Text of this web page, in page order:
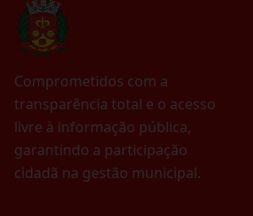
Comprometidos com a
transparência total e o acesso
livre à informação pública,
garantindo a participação
cidadã na gestão municipal.